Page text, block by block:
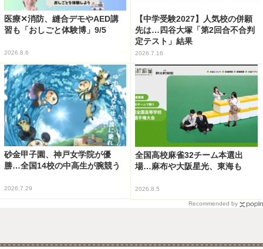
医療✕消防、縫合デモやAED講
習も「おしごと体験博」9/5
2026.8.6
【中学受験2027】人気校の併願
先は…四谷大塚「第2回合不合判
定テスト」結果
2026.7.16
砂金甲子園、神戸女学院が優
勝…全国14校の中高生が腕競う
2026.7.29
全国高校麻雀32チーム本選出
場…麻布や大阪星光、東海も
2026.8.5
Recommended by